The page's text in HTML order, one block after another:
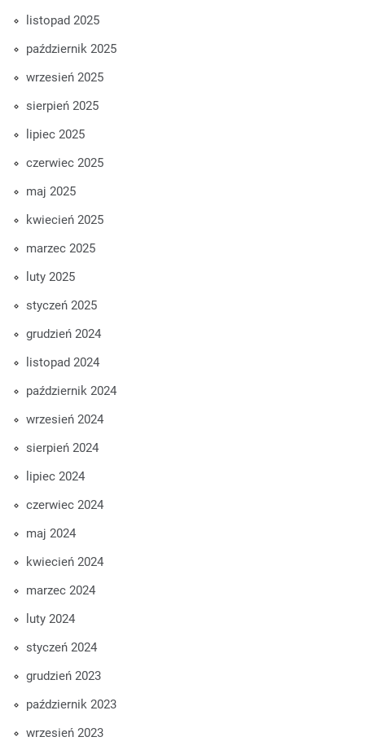
listopad 2025
październik 2025
wrzesień 2025
sierpień 2025
lipiec 2025
czerwiec 2025
maj 2025
kwiecień 2025
marzec 2025
luty 2025
styczeń 2025
grudzień 2024
listopad 2024
październik 2024
wrzesień 2024
sierpień 2024
lipiec 2024
czerwiec 2024
maj 2024
kwiecień 2024
marzec 2024
luty 2024
styczeń 2024
grudzień 2023
październik 2023
wrzesień 2023